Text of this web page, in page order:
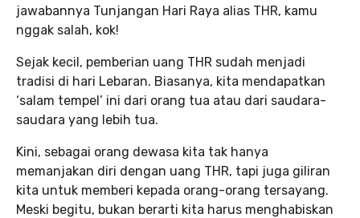
jawabannya Tunjangan Hari Raya alias THR, kamu
nggak salah, kok!
Sejak kecil, pemberian uang THR sudah menjadi
tradisi di hari Lebaran. Biasanya, kita mendapatkan
‘salam tempel’ ini dari orang tua atau dari saudara-
saudara yang lebih tua.
Kini, sebagai orang dewasa kita tak hanya
memanjakan diri dengan uang THR, tapi juga giliran
kita untuk memberi kepada orang-orang tersayang.
Meski begitu, bukan berarti kita harus menghabiskan